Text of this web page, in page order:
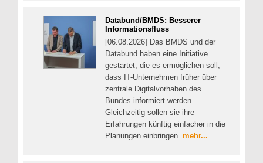
Databund/BMDS: Besserer
Informationsfluss
[06.08.2026] Das BMDS und der
Databund haben eine Initiative
gestartet, die es ermöglichen soll,
dass IT-Unternehmen früher über
zentrale Digitalvorhaben des
Bundes informiert werden.
Gleichzeitig sollen sie ihre
Erfahrungen künftig einfacher in die
Planungen einbringen. mehr...